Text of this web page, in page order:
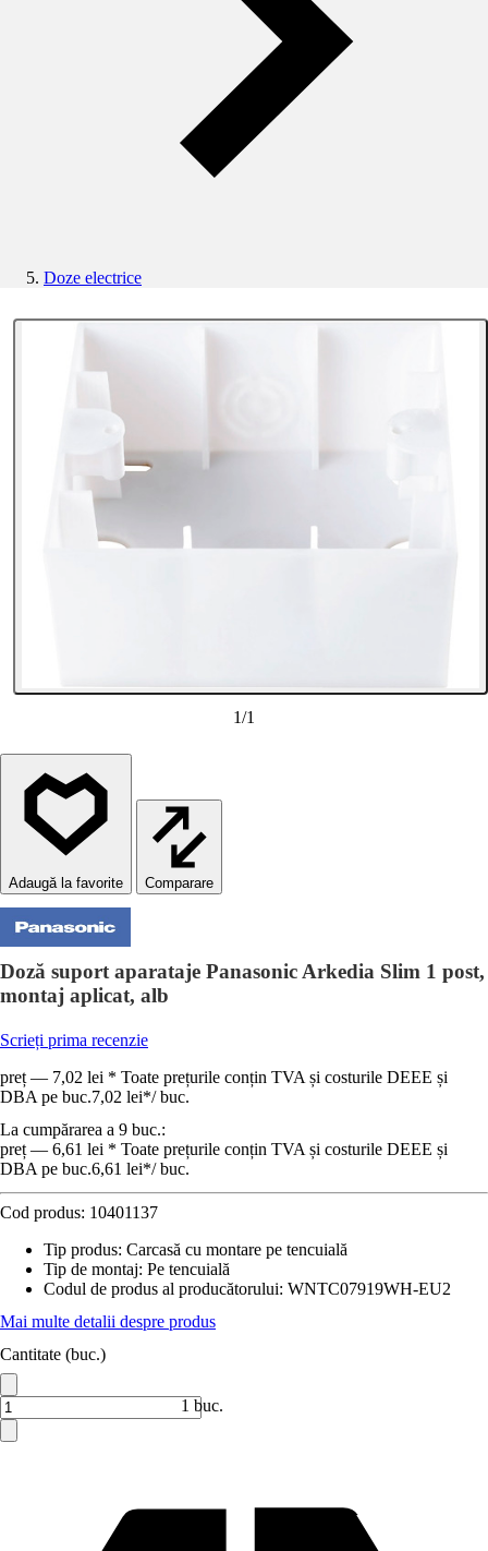
Doze electrice
1/1
Comparare
Doză suport aparataje Panasonic Arkedia Slim 1 post,
montaj aplicat, alb
Scrieți prima recenzie
preț — 7,02 lei * Toate prețurile conțin TVA și costurile DEEE și
DBA pe buc.7,02 lei*/ buc.
La cumpărarea a 9 buc.:
preț — 6,61 lei * Toate prețurile conțin TVA și costurile DEEE și
DBA pe buc.6,61 lei*/ buc.
Cod produs: 10401137
Tip produs: Carcasă cu montare pe tencuială
Tip de montaj: Pe tencuială
Codul de produs al producătorului: WNTC07919WH-EU2
Mai multe detalii despre produs
Cantitate (buc.)
1 buc.